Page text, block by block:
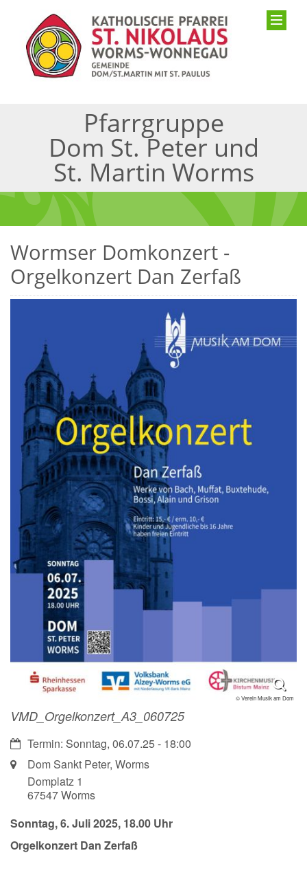
Pfarrgruppe
Dom St. Peter und
St. Martin Worms
Wormser Domkonzert -
Orgelkonzert Dan Zerfaß
© Verein Musik am Dom
VMD_Orgelkonzert_A3_060725
Datum:Termin: Sonntag, 06.07.25 - 18:00
Ort: Dom Sankt Peter, Worms
Domplatz 1
67547Worms
Sonntag, 6. Juli 2025, 18.00 Uhr
Orgelkonzert Dan Zerfaß